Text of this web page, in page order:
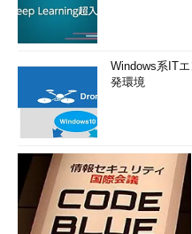
Windows系IT
発環境